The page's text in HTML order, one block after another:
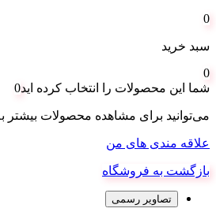
0
سبد خرید
0
شما این محصولات را انتخاب کرده اید0
می‌توانید برای مشاهده محصولات بیشتر
علاقه مندی های من
بازگشت به فروشگاه
تصاویر رسمی